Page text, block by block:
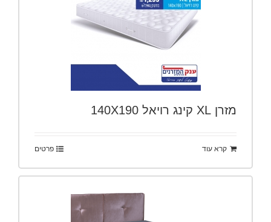
מזרן XL קינג רויאל 140X190
קרא עוד פרטים